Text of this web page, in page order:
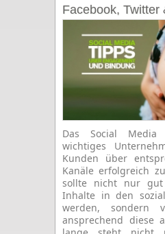
Facebook, Twitter
Das Social
wichtiges
Kunden über
Kanäle erfolgreich
sollte nicht nur gut
Inhalte in den
werden, sondern
ansprechend diese